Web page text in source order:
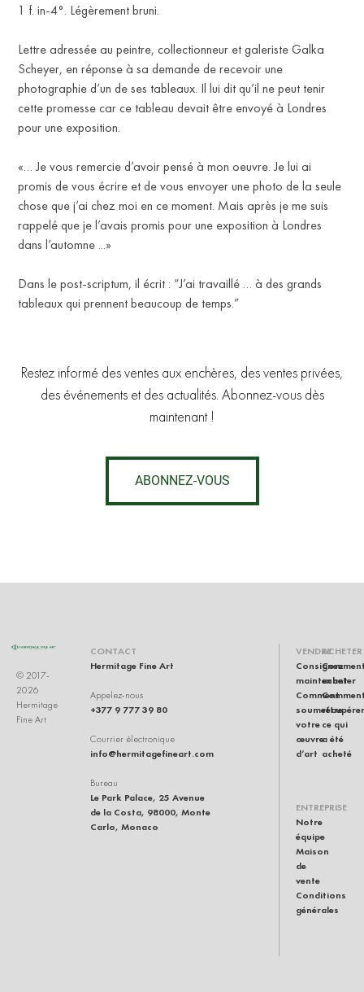
IT
1 f. in-4°. Légèrement bruni.
Lettre adressée au peintre, collectionneur et galeriste Galka
Scheyer, en réponse à sa demande de recevoir une
photographie d’un de ses tableaux. Il lui dit qu’il ne peut tenir
cette promesse car ce tableau devait être envoyé à Londres
pour une exposition.
«… Je vous remercie d’avoir pensé à mon oeuvre. Je lui ai
promis de vous écrire et de vous envoyer une photo de la seule
chose que j’ai chez moi en ce moment. Mais après je me suis
rappelé que je l’avais promis pour une exposition à Londres
dans l’automne ...»
Dans le post-scriptum, il écrit : “J’ai travaillé … à des grands
tableaux qui prennent beaucoup de temps.”
Restez informé des ventes aux enchères, des ventes privées,
des événements et des actualités. Abonnez-vous dès
maintenant !
ABONNEZ-VOUS
© 2017-
2026
Hermitage
Fine Art
CONTACT
Hermitage Fine Art
Appelez-nous
+377 9 777 39 80
Courrier électronique
info@hermitagefineart.com
Bureau
Le Park Palace, 25 Avenue
de la Costa, 98000, Monte
Carlo, Monaco
VENDRE
Consignez
maintenant
Comment
soumettre
votre
œuvre
d’art
ACHETER
acheter
récupérer
ce qui
a été
acheté
ENTREPRISE
Notre
équipe
Maison
de
vente
Conditions
générales